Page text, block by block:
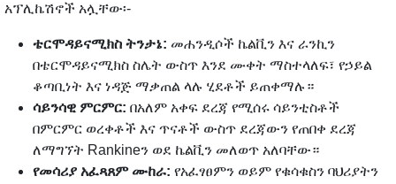
አፕሊኬሽኖች አሏቸው፡-
ቴርሞዳይናሚክስ ትንታኔ: መሐንዲሶች ኬልቪን እና ራንኪን
በቴርሞዳይናሚክስ ስሌት ውስጥ እንደ ሙቀት ማስተላለፍ፣ የኃይል
ቆጣቢነት እና ነዳጅ ማቃጠል ላሉ ሂደቶች ይጠቀማሉ።
ሳይንሳዊ ምርምር: በአለም አቀፍ ደረጃ የሚሰሩ ሳይንቲስቶች
በምርምር ወረቀቶች እና ጥናቶች ውስጥ ደረጃውን የጠበቀ ደረጃ
ለማግኘት Rankineን ወደ ኬልቪን መለወጥ አለባቸው።
የመሳሪያ አፈጻጸም ሙከራ: የአፈፃፀምን ወይም የቁሳቁስን ባህሪያትን